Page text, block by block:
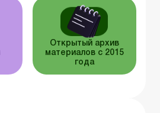
Открытый архив
материалов с 2015
года